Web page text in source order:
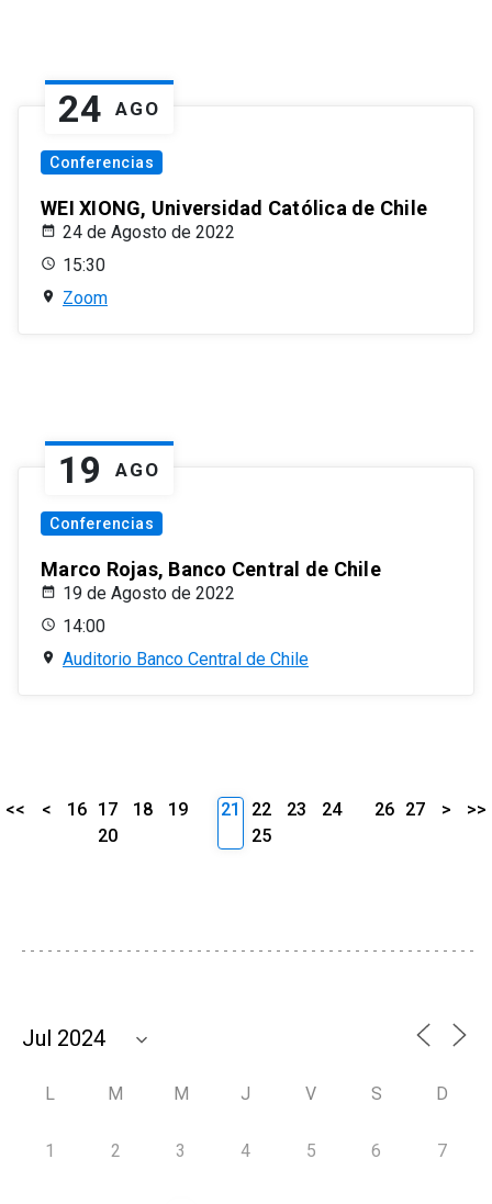
24 AGO
Conferencias
WEI XIONG, Universidad Católica de Chile
24 de Agosto de 2022
15:30
Zoom
19 AGO
Conferencias
Marco Rojas, Banco Central de Chile
19 de Agosto de 2022
14:00
Auditorio Banco Central de Chile
<< < 16 17 18
19
20
21 22 23
24
25
26 27 > >>
L M M J V S D
1 2 3 4 5 6 7